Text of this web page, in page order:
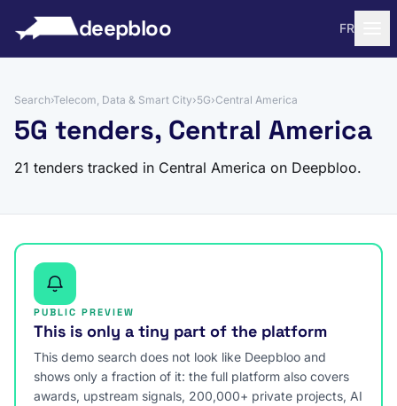
deepbloo FR
Search›Telecom, Data & Smart City›5G›Central America
5G tenders, Central America
21 tenders tracked in Central America on Deepbloo.
PUBLIC PREVIEW
This is only a tiny part of the platform
This demo search does not look like Deepbloo and
shows only a fraction of it: the full platform also covers
awards, upstream signals, 200,000+ private projects, AI